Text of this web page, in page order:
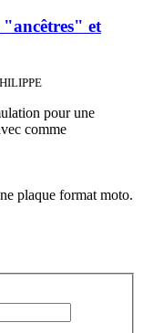
"ancêtres" et
pour une
comme
plaque format moto.